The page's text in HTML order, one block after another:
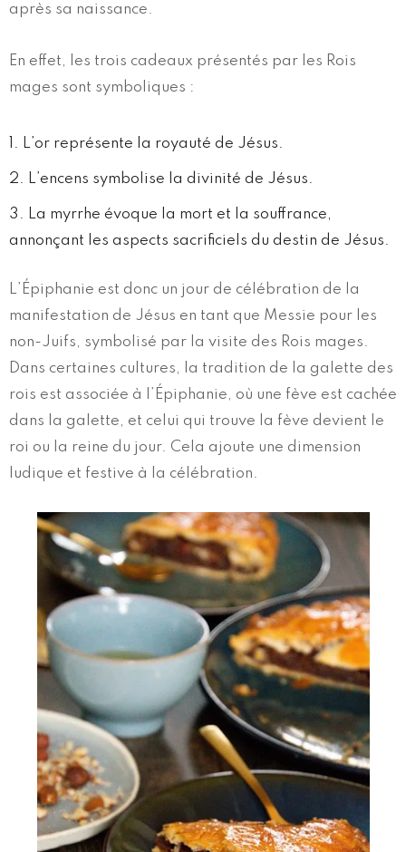
après sa naissance.
En effet, les trois cadeaux présentés par les Rois
mages sont symboliques :
L’or représente la royauté de Jésus.
L’encens symbolise la divinité de Jésus.
La myrrhe évoque la mort et la souffrance,
annonçant les aspects sacrificiels du destin de Jésus.
L’Épiphanie est donc un jour de célébration de la
manifestation de Jésus en tant que Messie pour les
non-Juifs, symbolisé par la visite des Rois mages.
Dans certaines cultures, la tradition de la galette des
rois est associée à l’Épiphanie, où une fève est cachée
dans la galette, et celui qui trouve la fève devient le
roi ou la reine du jour. Cela ajoute une dimension
ludique et festive à la célébration.